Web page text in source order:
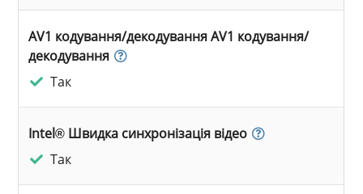
AV1 кодування/декодування AV1 кодування/
декодування
Так
Intel® Швидка синхронізація відео
Так